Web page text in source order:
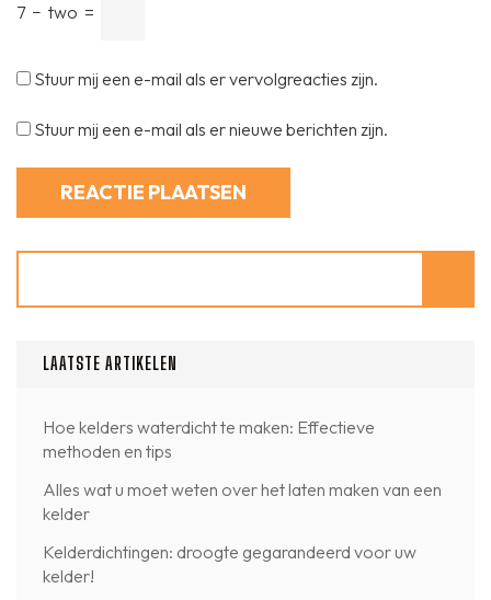
7 − two =
Stuur mij een e-mail als er vervolgreacties zijn.
Stuur mij een e-mail als er nieuwe berichten zijn.
LAATSTE ARTIKELEN
Hoe kelders waterdicht te maken: Effectieve
methoden en tips
Alles wat u moet weten over het laten maken van een
kelder
Kelderdichtingen: droogte gegarandeerd voor uw
kelder!